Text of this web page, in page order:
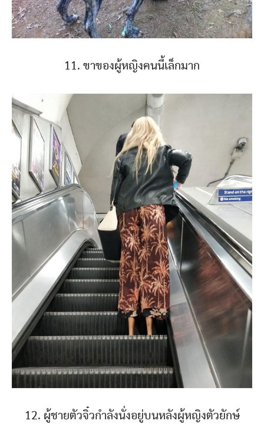
11. ขาของผู้หญิงคนนี้เล็กมาก
12. ผู้ชายตัวจิ๋วกำลังนั่งอยู่บนหลังผู้หญิงตัวยักษ์